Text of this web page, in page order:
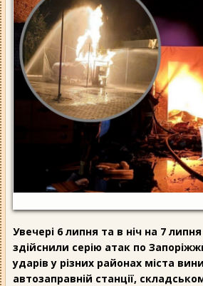
Увечері 6 липня та в ніч на 7 липня
здійснили серію атак по
ударів у різних районах міста
автозаправній станції,